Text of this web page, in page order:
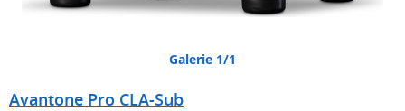
Galerie 1/1
Avantone Pro CLA-Sub